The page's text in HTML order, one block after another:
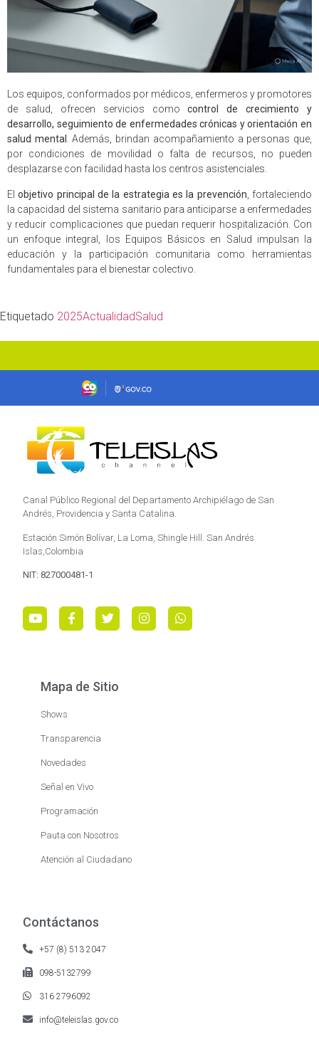
Los equipos, conformados por médicos, enfermeros y promotores
de salud, ofrecen servicios comocontrol de crecimiento y
desarrollo, seguimiento de enfermedades crónicas y orientación en
salud mental . Además, brindan acompañamiento a personas que,
por condiciones de movilidad o falta de recursos, no pueden
desplazarse con facilidad hasta los centros asistenciales.
Elobjetivo principal de la estrategia es la prevención , fortaleciendo
la capacidad del sistema sanitario para anticiparse a enfermedades
y reducir complicaciones que puedan requerir hospitalización. Con
un enfoque integral, los Equipos Básicos en Salud impulsan la
educación y la participación comunitaria como herramientas
fundamentales para el bienestar colectivo.
Etiquetado 2025ActualidadSalud
Canal Público Regional del Departamento Archipiélago de San
Andrés, Providencia y Santa Catalina.
Estación Simón Bolívar, La Loma, Shingle Hill. San Andrés
Islas,Colombia
NIT: 827000481-1
Mapa de Sitio
Shows
Transparencia
Novedades
Señal en Vivo
Programación
Pauta con Nosotros
Atención al Ciudadano
Contáctanos
+57 (8) 513 2047
098-5132799
316 2796092
info@teleislas.gov.co